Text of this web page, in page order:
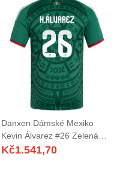
Danxen Dámské Mexiko
Kevin Álvarez #26 Zelená
Bílá Červená Domů Hráčské
Kč1.541,70